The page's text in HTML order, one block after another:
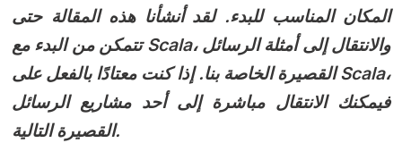
المكان المناسب للبدء. لقد أنشأنا هذه المقالة حتى
تتمكن من البدء مع Scala، والانتقال إلى أمثلة الرسائل
القصيرة الخاصة بنا. إذا كنت معتادًا بالفعل على Scala،
فيمكنك الانتقال مباشرة إلى أحد مشاريع الرسائل
القصيرة التالية.